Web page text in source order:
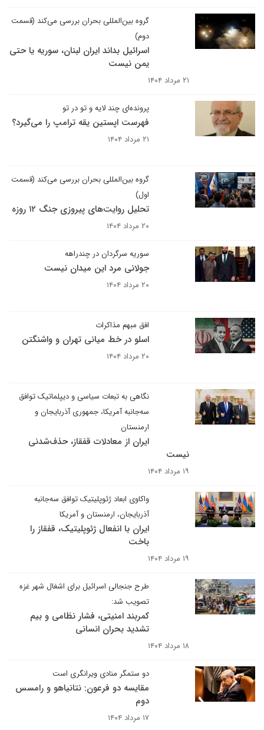
گروه بین‌المللی بحران بررسی می‌کند (قسمت
دوم)
اسرائیل بداند ایران لبنان، سوریه یا حتی
یمن نیست
۲۱ مرداد ۱۴۰۴
پرونده‌ای چند لایه و تو در تو
فهرست اپستین یقه ترامپ را می‌گیرد؟
۲۱ مرداد ۱۴۰۴
گروه بین‌المللی بحران بررسی می‌کند (قسمت
اول)
تحلیل روایت‌های پیروزی جنگ ۱۲ روزه
۲۰ مرداد ۱۴۰۴
سوریه سرگردان در چندراهه
جولانی مرد این میدان نیست
۲۰ مرداد ۱۴۰۴
افق مبهم مذاکرات
اسلو در خط میانی تهران و واشنگتن
۲۰ مرداد ۱۴۰۴
نگاهی به تبعات سیاسی و دیپلماتیک توافق
سه‌جانبه آمریکا، جمهوری آذربایجان و
ارمنستان
ایران از معادلات قفقاز، حذف‌شدنی
نیست
۱۹ مرداد ۱۴۰۴
واکاوی ابعاد ژئوپلیتیک توافق سه‌جانبه
آذربایجان، ارمنستان و آمریکا
ایران با انفعال ژئوپلیتیک، قفقاز را
باخت
۱۹ مرداد ۱۴۰۴
طرح جنجالی اسرائیل برای اشغال شهر غزه
تصویب شد:
کمربند امنیتی، فشار نظامی و بیم
تشدید بحران انسانی
۱۸ مرداد ۱۴۰۴
دو ستمگر منادی ویرانگری است
مقایسه دو فرعون: نتانیاهو و رامسس
دوم
۱۷ مرداد ۱۴۰۴